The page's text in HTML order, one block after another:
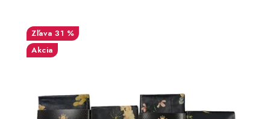
31 %
Akcia